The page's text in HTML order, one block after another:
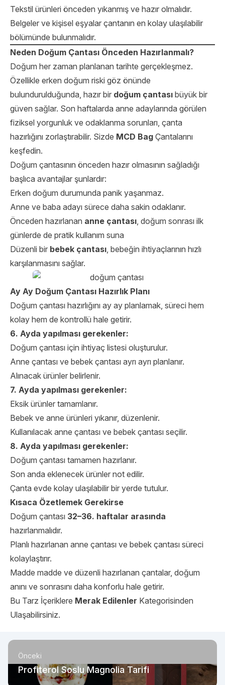
Tekstil ürünleri önceden yıkanmış ve hazır olmalıdır.
Belgeler ve kişisel eşyalar çantanın en kolay ulaşılabilir
bölümünde bulunmalıdır.
Neden Doğum Çantası Önceden Hazırlanmalı?
Doğum her zaman planlanan tarihte gerçekleşmez.
Özellikle erken doğum riski göz önünde
bulundurulduğunda, hazır bir doğum çantası büyük bir
güven sağlar. Son haftalarda anne adaylarında görülen
fiziksel yorgunluk ve odaklanma sorunları, çanta
hazırlığını zorlaştırabilir. Sizde MCD Bag Çantalarını
keşfedin.
Doğum çantasının önceden hazır olmasının sağladığı
başlıca avantajlar şunlardır:
Erken doğum durumunda panik yaşanmaz.
Anne ve baba adayı sürece daha sakin odaklanır.
Önceden hazırlanan anne çantası, doğum sonrası ilk
günlerde de pratik kullanım suna
Düzenli bir bebek çantası, bebeğin ihtiyaçlarının hızlı
karşılanmasını sağlar.
Ay Ay Doğum Çantası Hazırlık Planı
Doğum çantası hazırlığını ay ay planlamak, süreci hem
kolay hem de kontrollü hale getirir.
6. Ayda yapılması gerekenler:
Doğum çantası için ihtiyaç listesi oluşturulur.
Anne çantası ve bebek çantası ayrı ayrı planlanır.
Alınacak ürünler belirlenir.
7. Ayda yapılması gerekenler:
Eksik ürünler tamamlanır.
Bebek ve anne ürünleri yıkanır, düzenlenir.
Kullanılacak anne çantası ve bebek çantası seçilir.
8. Ayda yapılması gerekenler:
Doğum çantası tamamen hazırlanır.
Son anda eklenecek ürünler not edilir.
Çanta evde kolay ulaşılabilir bir yerde tutulur.
Kısaca Özetlemek Gerekirse
Doğum çantası 32–36. haftalar arasında
hazırlanmalıdır.
Planlı hazırlanan anne çantası ve bebek çantası süreci
kolaylaştırır.
Madde madde ve düzenli hazırlanan çantalar, doğum
anını ve sonrasını daha konforlu hale getirir.
Bu Tarz İçeriklere Merak Edilenler Kategorisinden
Ulaşabilirsiniz.
Önceki
Profiterol Soslu Magnolia Tarifi